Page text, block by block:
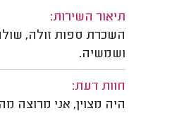
תיאור השירות:
השכרת ספות זולה,
ושמשיה.
חוות דעת:
היה מצוין, אני מרוצה